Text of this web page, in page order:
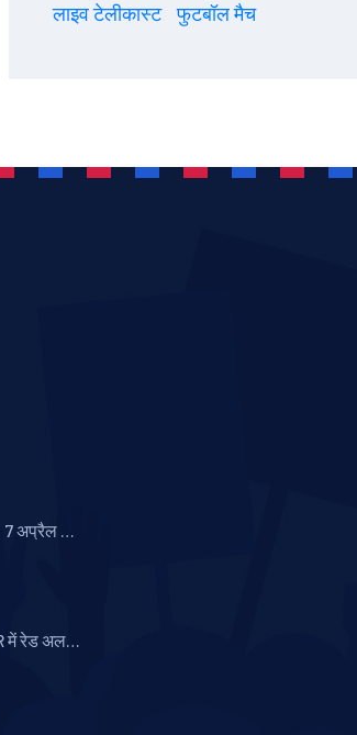
लाइव टेलीकास्ट
फुटबॉल मैच
7 अप्रैल को
में रेड अलर्ट,